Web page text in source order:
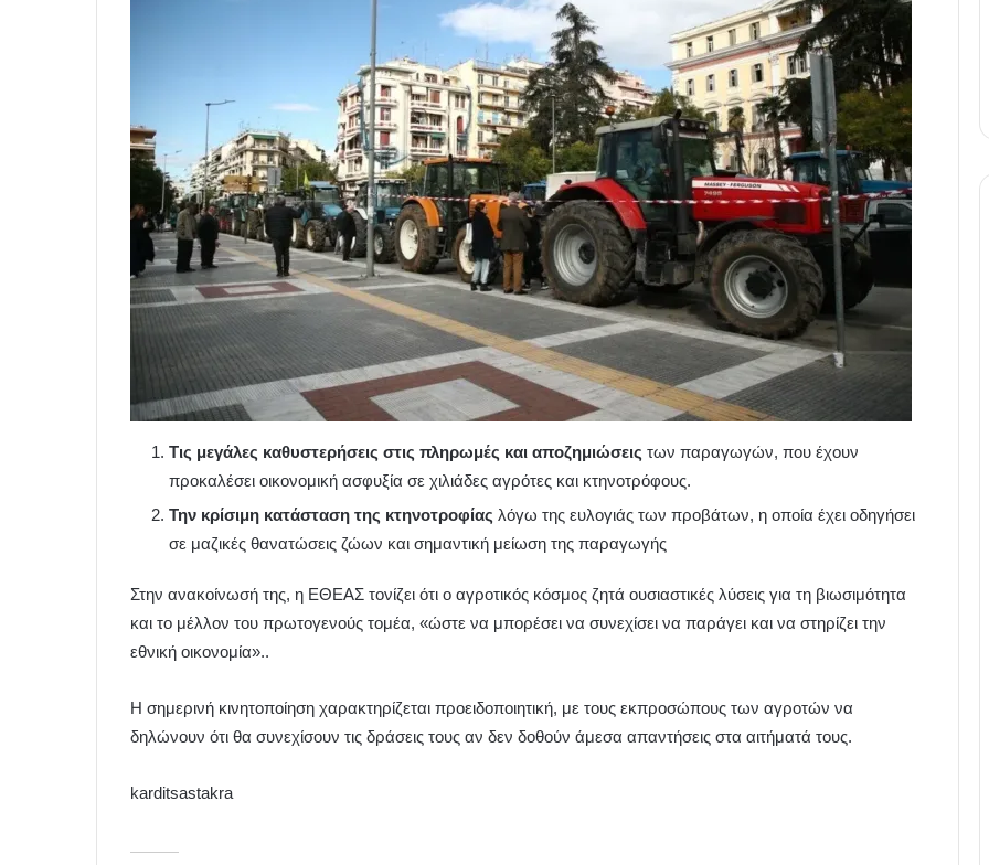
Τις μεγάλες καθυστερήσεις στις πληρωμές και αποζημιώσεις των παραγωγών, που έχουν
προκαλέσει οικονομική ασφυξία σε χιλιάδες αγρότες και κτηνοτρόφους.
Την κρίσιμη κατάσταση της κτηνοτροφίας λόγω της ευλογιάς των προβάτων, η οποία έχει οδηγήσει
σε μαζικές θανατώσεις ζώων και σημαντική μείωση της παραγωγής
Στην ανακοίνωσή της, η ΕΘΕΑΣ τονίζει ότι ο αγροτικός κόσμος ζητά ουσιαστικές λύσεις για τη βιωσιμότητα
και το μέλλον του πρωτογενούς τομέα, «ώστε να μπορέσει να συνεχίσει να παράγει και να στηρίζει την
εθνική οικονομία»..
Η σημερινή κινητοποίηση χαρακτηρίζεται προειδοποιητική, με τους εκπροσώπους των αγροτών να
δηλώνουν ότι θα συνεχίσουν τις δράσεις τους αν δεν δοθούν άμεσα απαντήσεις στα αιτήματά τους.
karditsastakra